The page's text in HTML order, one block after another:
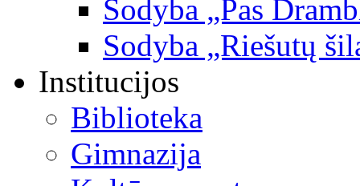
Sodyba „Pas
Sodyba „Riešutų
Institucijos
Biblioteka
Gimnazija